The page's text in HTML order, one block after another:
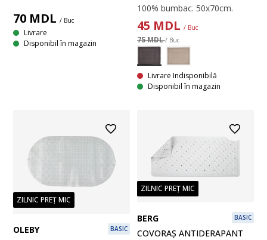
70 MDL / Buc
Livrare
Disponibil în magazin
100% bumbac. 50x70cm.
45 MDL / Buc
75 MDL/ Buc
Livrare Indisponibilă
Disponibil în magazin
ZILNIC PREȚ MIC
OLEBY BASIC
ZILNIC PREȚ MIC
BERG BASIC
COVORAȘ ANTIDERAPANT